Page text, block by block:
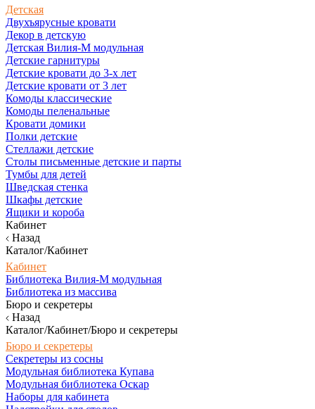
Детская
Двухъярусные кровати
Декор в детскую
Детская Вилия-М модульная
Детские гарнитуры
Детские кровати до 3-х лет
Детские кровати от 3 лет
Комоды классические
Комоды пеленальные
Кровати домики
Полки детские
Стеллажи детские
Столы письменные детские и парты
Тумбы для детей
Шведская стенка
Шкафы детские
Ящики и короба
Кабинет
Назад
Каталог/Кабинет
Кабинет
Библиотека Вилия-М модульная
Библиотека из массива
Бюро и секретеры
Назад
Каталог/Кабинет/Бюро и секретеры
Бюро и секретеры
Секретеры из сосны
Модульная библиотека Купава
Модульная библиотека Оскар
Наборы для кабинета